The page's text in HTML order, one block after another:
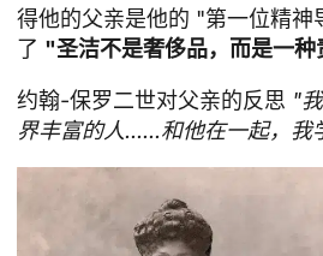
得他的父亲是他的 "第一位精神
了 "圣洁不是奢侈品，而是一种
约翰-保罗二世对父亲的反思 "
界丰富的人......和他在一起，我